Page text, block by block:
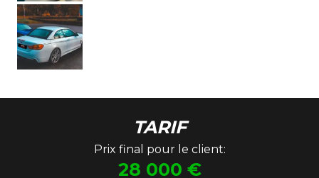
TARIF
Prix final pour le client:
28 000 €